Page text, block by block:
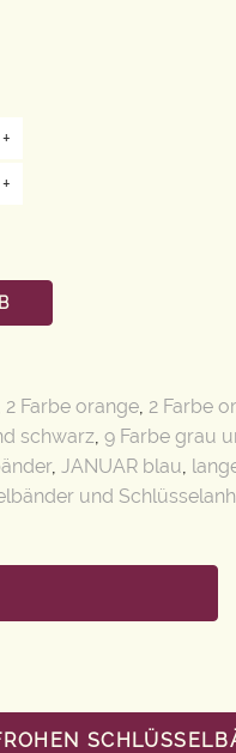
+
+
2 Farbe orange 2 Farbe
schwarz 9 Farbe grau
, JANUAR blau
und